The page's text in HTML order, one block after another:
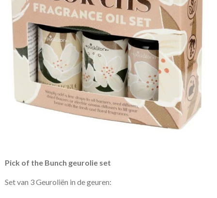
Pick of the Bunch geurolie set
Set van 3 Geuroliën in de geuren: